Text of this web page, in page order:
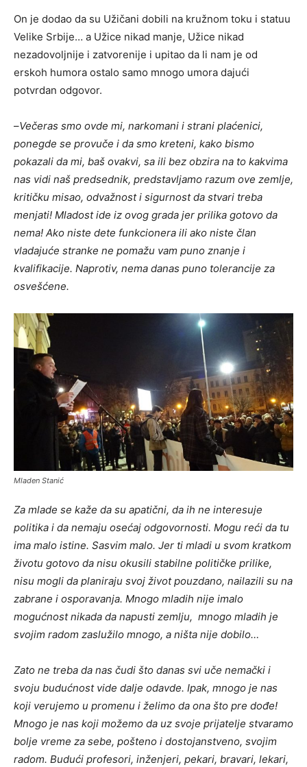
On je dodao da su Užičani dobili na kružnom toku i statuu
Velike Srbije… a Užice nikad manje, Užice nikad
nezadovoljnije i zatvorenije i upitao da li nam je od
erskoh humora ostalo samo mnogo umora dajući
potvrdan odgovor.
–Večeras smo ovde mi, narkomani i strani plaćenici,
ponegde se provuče i da smo kreteni, kako bismo
pokazali da mi, baš ovakvi, sa ili bez obzira na to kakvima
nas vidi naš predsednik, predstavljamo razum ove zemlje,
kritičku misao, odvažnost i sigurnost da stvari treba
menjati! Mladost ide iz ovog grada jer prilika gotovo da
nema! Ako niste dete funkcionera ili ako niste član
vladajuće stranke ne pomažu vam puno znanje i
kvalifikacije. Naprotiv, nema danas puno tolerancije za
osvešćene.
Mladen Stanić
Za mlade se kaže da su apatični, da ih ne interesuje
politika i da nemaju osećaj odgovornosti. Mogu reći da tu
ima malo istine. Sasvim malo. Jer ti mladi u svom kratkom
životu gotovo da nisu okusili stabilne političke prilike,
nisu mogli da planiraju svoj život pouzdano, nailazili su na
zabrane i osporavanja. Mnogo mladih nije imalo
mogućnost nikada da napusti zemlju, mnogo mladih je
svojim radom zaslužilo mnogo, a ništa nije dobilo…
Zato ne treba da nas čudi što danas svi uče nemački i
svoju budućnost vide dalje odavde. Ipak, mnogo je nas
koji verujemo u promenu i želimo da ona što pre dođe!
Mnogo je nas koji možemo da uz svoje prijatelje stvaramo
bolje vreme za sebe, pošteno i dostojanstveno, svojim
radom. Budući profesori, inženjeri, pekari, bravari, lekari,